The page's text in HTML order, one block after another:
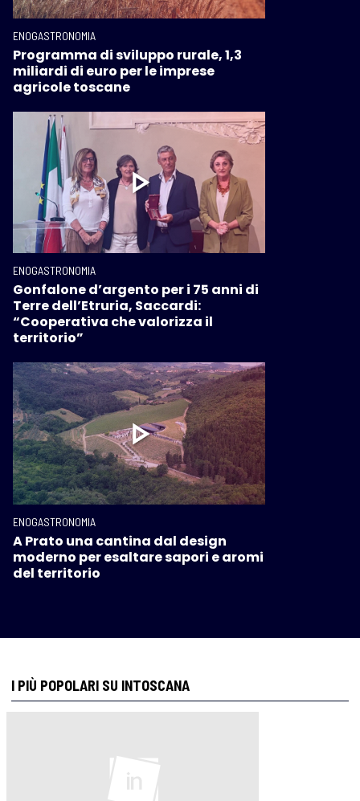
ENOGASTRONOMIA
Programma di sviluppo rurale, 1,3
miliardi di euro per le imprese
agricole toscane
ENOGASTRONOMIA
Gonfalone d’argento per i 75 anni di
Terre dell’Etruria, Saccardi:
“Cooperativa che valorizza il
territorio”
ENOGASTRONOMIA
A Prato una cantina dal design
moderno per esaltare sapori e aromi
del territorio
I PIÙ POPOLARI SU INTOSCANA